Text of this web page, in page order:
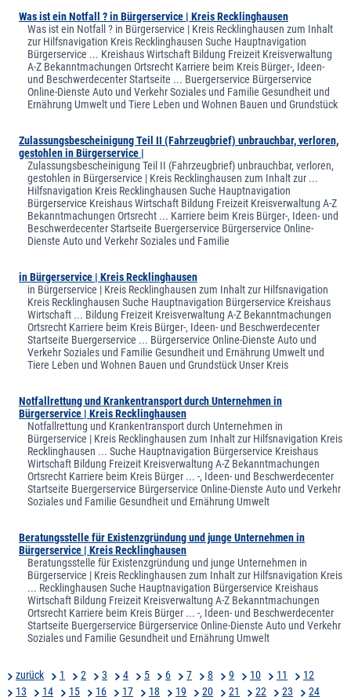
Was ist ein Notfall ? in Bürgerservice | Kreis Recklinghausen
Was ist ein Notfall ? in Bürgerservice | Kreis Recklinghausen zum Inhalt
zur Hilfsnavigation Kreis Recklinghausen Suche Hauptnavigation
Bürgerservice ... Kreishaus Wirtschaft Bildung Freizeit Kreisverwaltung
A-Z Bekanntmachungen Ortsrecht Karriere beim Kreis Bürger-, Ideen-
und Beschwerdecenter Startseite ... Buergerservice Bürgerservice
Online-Dienste Auto und Verkehr Soziales und Familie Gesundheit und
Ernährung Umwelt und Tiere Leben und Wohnen Bauen und Grundstück
Zulassungsbescheinigung Teil II (Fahrzeugbrief) unbrauchbar, verloren,
gestohlen in Bürgerservice |
Zulassungsbescheinigung Teil II (Fahrzeugbrief) unbrauchbar, verloren,
gestohlen in Bürgerservice | Kreis Recklinghausen zum Inhalt zur ...
Hilfsnavigation Kreis Recklinghausen Suche Hauptnavigation
Bürgerservice Kreishaus Wirtschaft Bildung Freizeit Kreisverwaltung A-Z
Bekanntmachungen Ortsrecht ... Karriere beim Kreis Bürger-, Ideen- und
Beschwerdecenter Startseite Buergerservice Bürgerservice Online-
Dienste Auto und Verkehr Soziales und Familie
in Bürgerservice | Kreis Recklinghausen
in Bürgerservice | Kreis Recklinghausen zum Inhalt zur Hilfsnavigation
Kreis Recklinghausen Suche Hauptnavigation Bürgerservice Kreishaus
Wirtschaft ... Bildung Freizeit Kreisverwaltung A-Z Bekanntmachungen
Ortsrecht Karriere beim Kreis Bürger-, Ideen- und Beschwerdecenter
Startseite Buergerservice ... Bürgerservice Online-Dienste Auto und
Verkehr Soziales und Familie Gesundheit und Ernährung Umwelt und
Tiere Leben und Wohnen Bauen und Grundstück Unser Kreis
Notfallrettung und Krankentransport durch Unternehmen in
Bürgerservice | Kreis Recklinghausen
Notfallrettung und Krankentransport durch Unternehmen in
Bürgerservice | Kreis Recklinghausen zum Inhalt zur Hilfsnavigation Kreis
Recklinghausen ... Suche Hauptnavigation Bürgerservice Kreishaus
Wirtschaft Bildung Freizeit Kreisverwaltung A-Z Bekanntmachungen
Ortsrecht Karriere beim Kreis Bürger ... -, Ideen- und Beschwerdecenter
Startseite Buergerservice Bürgerservice Online-Dienste Auto und Verkehr
Soziales und Familie Gesundheit und Ernährung Umwelt
Beratungsstelle für Existenzgründung und junge Unternehmen in
Bürgerservice | Kreis Recklinghausen
Beratungsstelle für Existenzgründung und junge Unternehmen in
Bürgerservice | Kreis Recklinghausen zum Inhalt zur Hilfsnavigation Kreis
... Recklinghausen Suche Hauptnavigation Bürgerservice Kreishaus
Wirtschaft Bildung Freizeit Kreisverwaltung A-Z Bekanntmachungen
Ortsrecht Karriere beim Kreis Bürger ... -, Ideen- und Beschwerdecenter
Startseite Buergerservice Bürgerservice Online-Dienste Auto und Verkehr
Soziales und Familie Gesundheit und Ernährung Umwelt
zurück 1 2 3 4 5 6 7 8 9 10 11
12
13
14 15 16 17 18 19 20 21 22 23
24